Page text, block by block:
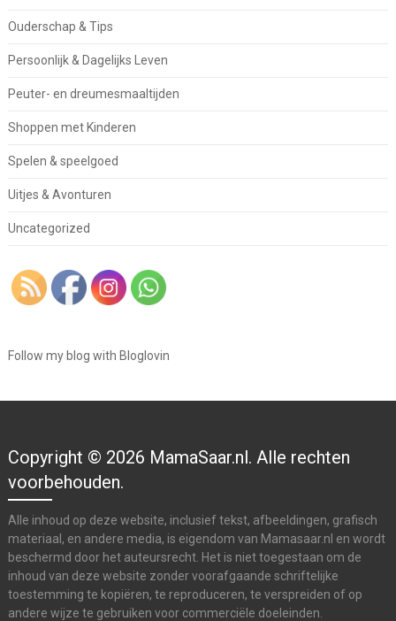
Ouderschap & Tips
Persoonlijk & Dagelijks Leven
Peuter- en dreumesmaaltijden
Shoppen met Kinderen
Spelen & speelgoed
Uitjes & Avonturen
Uncategorized
Follow my blog with Bloglovin
Copyright © 2026 MamaSaar.nl. Alle rechten
voorbehouden.
Alle inhoud op deze website, inclusief tekst, afbeeldingen, grafisch
materiaal, en andere media, is eigendom van Mamasaar.nl en wordt
beschermd door het auteursrecht. Het is niet toegestaan om de
inhoud van deze website zonder voorafgaande schriftelijke
toestemming te kopiëren, te reproduceren, te verspreiden of op
andere wijze te gebruiken voor commerciële doeleinden.